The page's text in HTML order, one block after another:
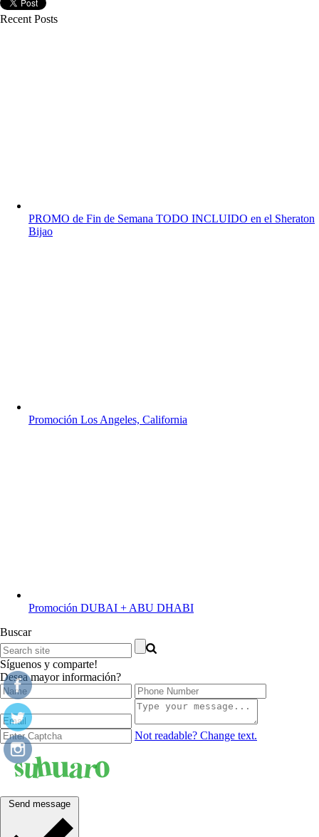
Recent Posts
PROMO de Fin de Semana TODO INCLUIDO en el Sheraton
Bijao
Promoción Los Angeles, California
Promoción DUBAI + ABU DHABI
Buscar
Síguenos y comparte!
Desea mayor información?
Not readable? Change text.
Send message